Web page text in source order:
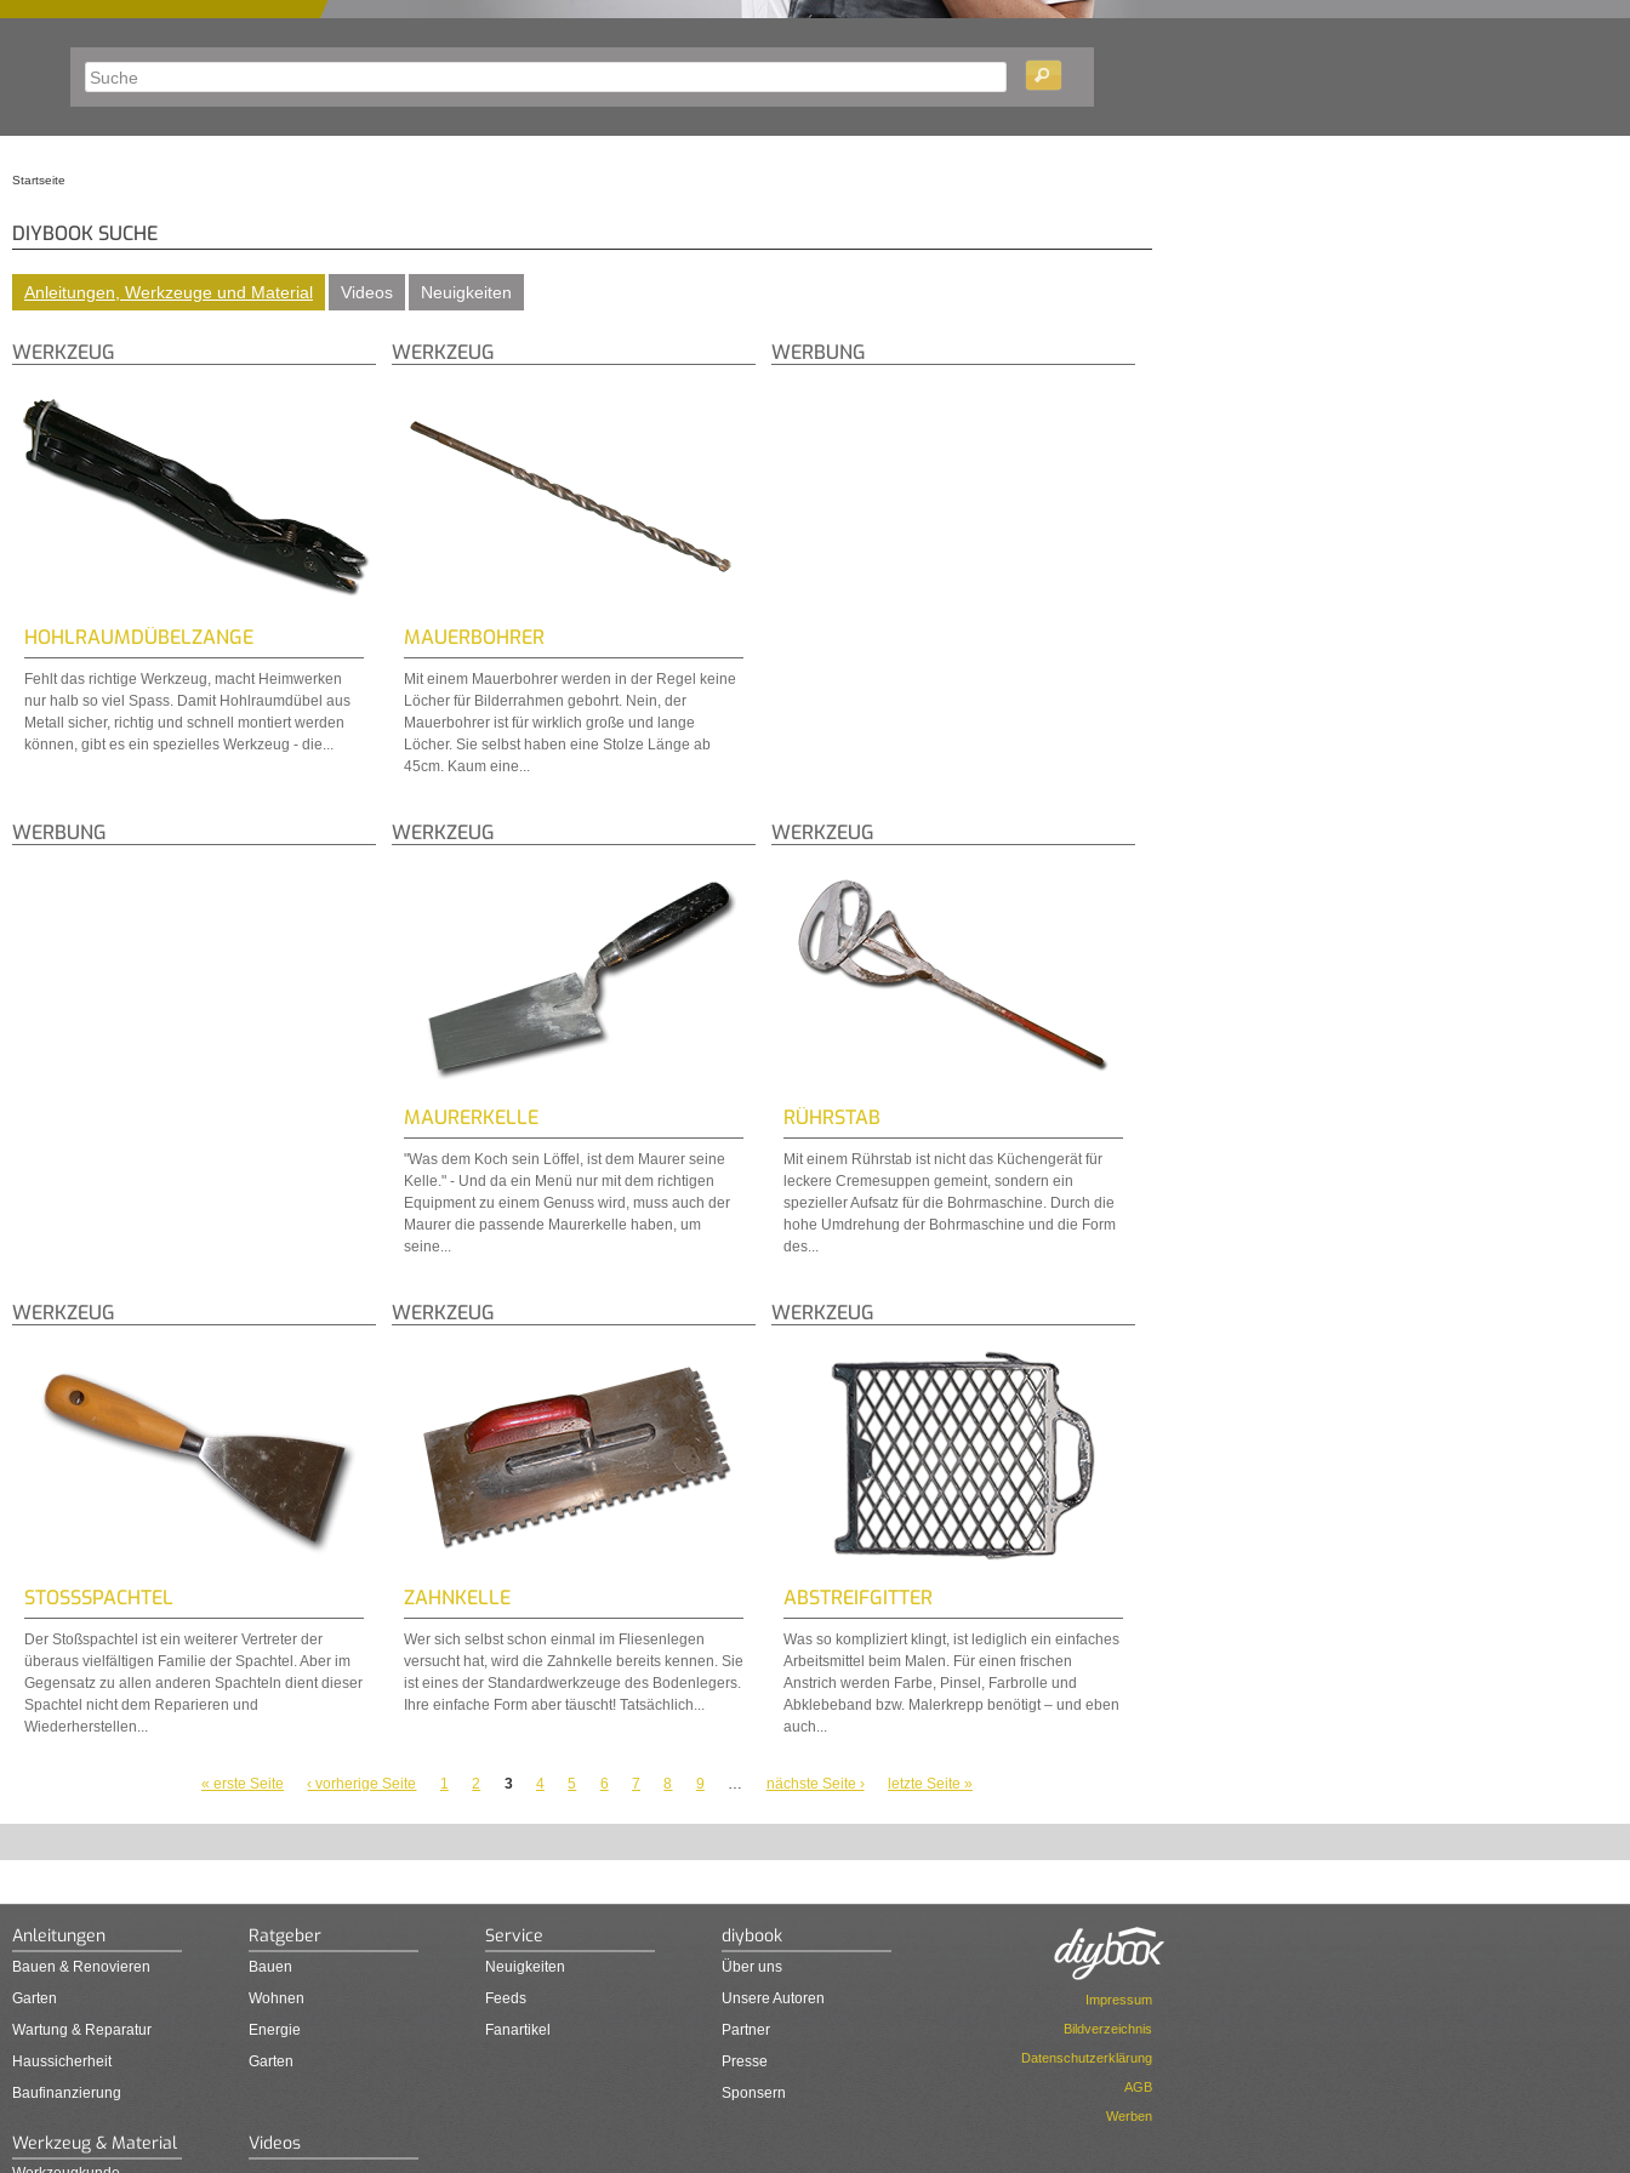
Startseite
DIYBOOK SUCHE
Anleitungen, Werkzeuge und Material Videos Neuigkeiten
WERKZEUG
HOHLRAUMDÜBELZANGE
Fehlt das richtige Werkzeug, macht Heimwerken
nur halb so viel Spass. Damit Hohlraumdübel aus
Metall sicher, richtig und schnell montiert werden
können, gibt es ein spezielles Werkzeug - die...
WERKZEUG
MAUERBOHRER
Mit einem Mauerbohrer werden in der Regel keine
Löcher für Bilderrahmen gebohrt. Nein, der
Mauerbohrer ist für wirklich große und lange
Löcher. Sie selbst haben eine Stolze Länge ab
45cm. Kaum eine...
WERBUNG
WERBUNG WERKZEUG
MAURERKELLE
"Was dem Koch sein Löffel, ist dem Maurer seine
Kelle." - Und da ein Menü nur mit dem richtigen
Equipment zu einem Genuss wird, muss auch der
Maurer die passende Maurerkelle haben, um
seine...
WERKZEUG
RÜHRSTAB
Mit einem Rührstab ist nicht das Küchengerät für
leckere Cremesuppen gemeint, sondern ein
spezieller Aufsatz für die Bohrmaschine. Durch die
hohe Umdrehung der Bohrmaschine und die Form
des...
WERKZEUG
STOSSSPACHTEL
Der Stoßspachtel ist ein weiterer Vertreter der
überaus vielfältigen Familie der Spachtel. Aber im
Gegensatz zu allen anderen Spachteln dient dieser
Spachtel nicht dem Reparieren und
Wiederherstellen...
WERKZEUG
ZAHNKELLE
Wer sich selbst schon einmal im Fliesenlegen
versucht hat, wird die Zahnkelle bereits kennen. Sie
ist eines der Standardwerkzeuge des Bodenlegers.
Ihre einfache Form aber täuscht! Tatsächlich...
WERKZEUG
ABSTREIFGITTER
Was so kompliziert klingt, ist lediglich ein einfaches
Arbeitsmittel beim Malen. Für einen frischen
Anstrich werden Farbe, Pinsel, Farbrolle und
Abklebeband bzw. Malerkrepp benötigt – und eben
auch...
« erste Seite ‹ vorherige Seite 1 2 3 4 5 6 7 8 9 … nächste Seite › letzte Seite »
Anleitungen
Bauen & Renovieren
Garten
Wartung & Reparatur
Haussicherheit
Baufinanzierung
Ratgeber
Bauen
Wohnen
Energie
Garten
Service
Neuigkeiten
Feeds
Fanartikel
diybook
Über uns
Unsere Autoren
Partner
Presse
Sponsern
Werkzeug & Material Videos
Impressum
Bildverzeichnis
Datenschutzerklärung
AGB
Werben